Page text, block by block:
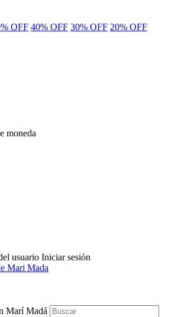
OFF 40% OFF 30% OFF 20% OFF
Iniciar sesión